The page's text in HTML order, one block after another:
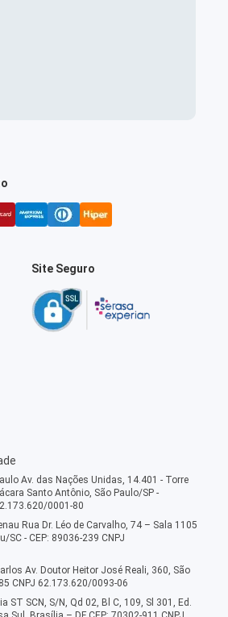
Site Seguro
Av. das Nações Unidas, 14.401 - Torre
Santo Antônio, São Paulo/SP -
0001-80
Rua Dr. Léo de Carvalho, 74 – Sala 1105
SC - CEP: 89036-239 CNPJ
Av. Doutor Heitor José Reali, 360, São
CNPJ 62.173.620/0093-06
ST SCN, S/N, Qd 02, Bl C, 109, Sl 301, Ed.